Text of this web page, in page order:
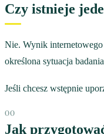
Czy istnieje
Nie. Wynik
określona sytuacja
Jeśli chcesz wstępnie
Jak